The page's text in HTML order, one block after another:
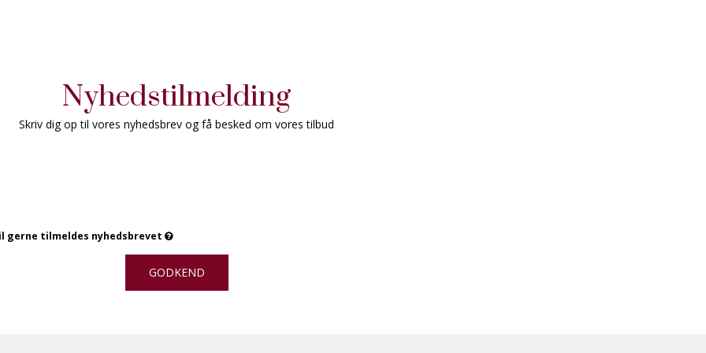
Nyhedstilmelding
Skriv dig op til vores nyhedsbrev og få besked om vores tilbud
gerne tilmeldes nyhedsbrevet
GODKEND